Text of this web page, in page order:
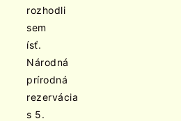
rozhodli
sem
ísť.
Národná
prírodná
rezervácia
s 5.